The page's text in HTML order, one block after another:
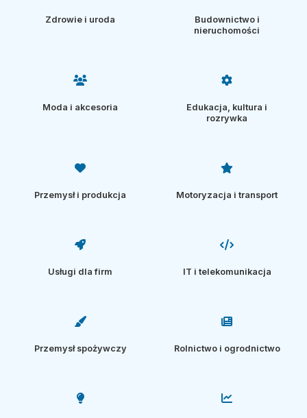
Zdrowie i uroda
Budownictwo i
nieruchomości
Moda i akcesoria
Edukacja, kultura i
rozrywka
Przemysł i produkcja Motoryzacja i transport
Usługi dla firm IT i telekomunikacja
Przemysł spożywczy Rolnictwo i ogrodnictwo